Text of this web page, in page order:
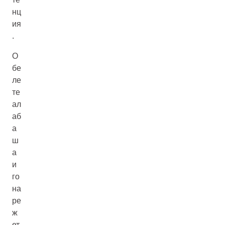
нц
ия
.
О
бе
ле
те
ал
аб
а
ш
а
и
го
на
ре
ж